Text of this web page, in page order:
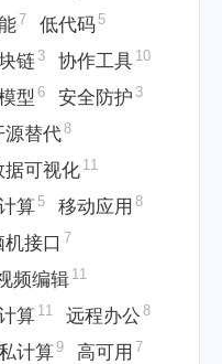
7 低代码 5
链 3 协作工具 10
型 6 安全防护 3
源替代8
据可视化 11
算 5 移动应用 8
机接口 7
频编辑 11
算 11 远程办公 8
计算9 高可用 7